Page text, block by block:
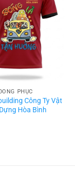
PHỤC
Công Ty Vật
Hòa Bình